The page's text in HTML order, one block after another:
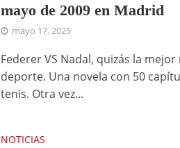
mayo de 2009 en Madrid
mayo 17, 2025
Federer VS Nadal, quizás la
deporte. Una novela con 50
tenis. Otra vez...
NOTICIAS